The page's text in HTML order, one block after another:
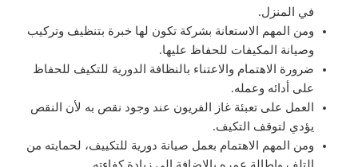
في المنزل.
ومن المهم الاستعانة بشركة تكون لها خبرة بتنظيف وتركيب
وصيانة المكيفات للحفاظ عليها.
ضرورة الاهتمام والاعتناء بالنظافة الدورية للتكيف للحفاظ
على أدائه وعمله.
العمل على تعبئة غاز الفريون عند وجود نقص به لأن النقص
يؤدي لتوقف التكيف.
ومن المهم الاهتمام بعمل صيانة دورية للتكييف، لحمايته من
التلف وإطالة عمره بالإضافة إلى زيادة كفاءته.